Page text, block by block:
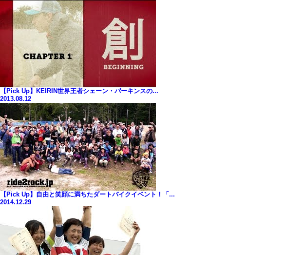
【Pick Up】KEIRIN世界王者シェーン・パーキンスの...
2013.08.12
【Pick Up】自由と笑顔に満ちたダートバイクイベント！「...
2014.12.29